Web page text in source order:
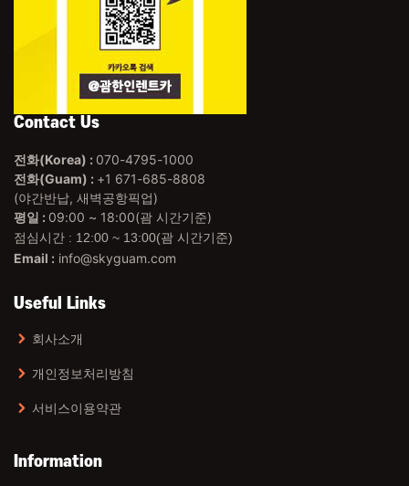
Contact Us
전화(Korea) : 070-4795-1000
전화(Guam) : +1 671-685-8808
(야간반납, 새벽공항픽업)
평일 : 09:00 ~ 18:00(괌 시간기준)
점심시간 : 12:00 ~ 13:00(괌 시간기준)
Email : info@skyguam.com
Useful Links
회사소개
개인정보처리방침
서비스이용약관
Information